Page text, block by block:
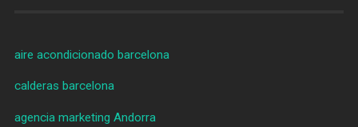
aire acondicionado barcelona
calderas barcelona
agencia marketing Andorra